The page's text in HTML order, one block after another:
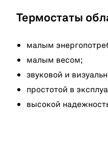
Термостаты
малым
малым весом;
звуковой и
простотой в
высокой